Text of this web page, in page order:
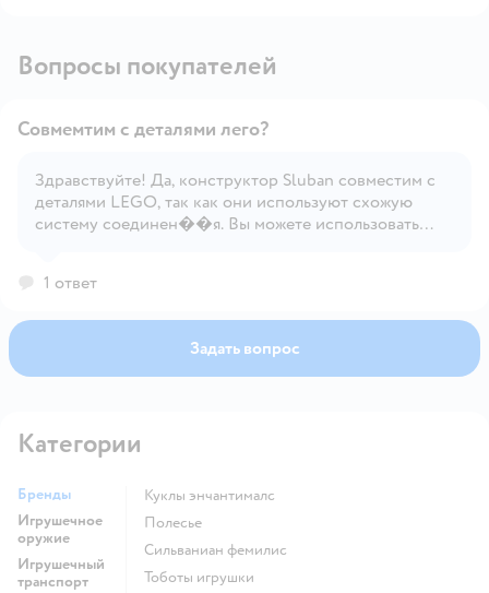
Вопросы покупателей
Открыть вопрос
Совмемтим с деталями лего?
Здравствуйте! Да, конструктор Sluban совместим с
деталями LEGO, так как они используют схожую
систему соединен��я. Вы можете использовать
1 ответ
Задать вопрос
Категории
Бренды
Игрушечное
оружие
Игрушечный
транспорт
Куклы энчантималс
Полесье
Сильваниан фемилис
Тоботы игрушки